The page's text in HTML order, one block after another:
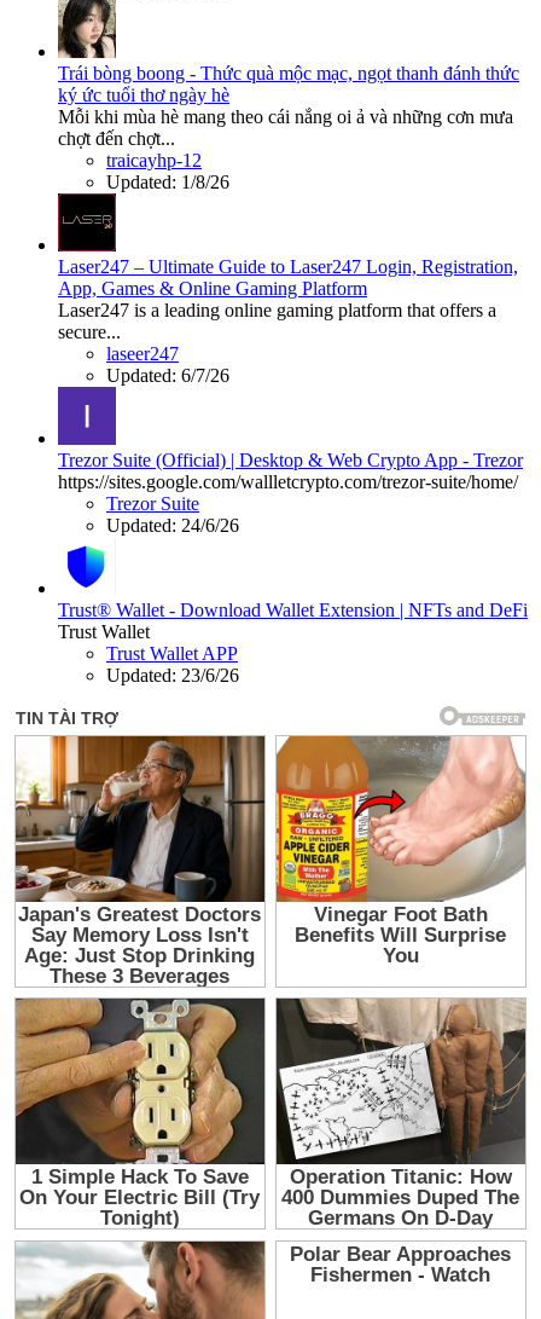
Trái bòng boong - Thức quà mộc mạc, ngọt thanh đánh thức
ký ức tuổi thơ ngày hè
Mỗi khi mùa hè mang theo cái nắng oi ả và những cơn mưa
chợt đến chợt...
traicayhp-12
Updated: 1/8/26
Laser247 – Ultimate Guide to Laser247 Login, Registration,
App, Games & Online Gaming Platform
Laser247 is a leading online gaming platform that offers a
secure...
laseer247
Updated: 6/7/26
Trezor Suite (Official) | Desktop & Web Crypto App - Trezor
https://sites.google.com/wallletcrypto.com/trezor-suite/home/
Trezor Suite
Updated: 24/6/26
Trust® Wallet - Download Wallet Extension | NFTs and DeFi
Trust Wallet
Trust Wallet APP
Updated: 23/6/26